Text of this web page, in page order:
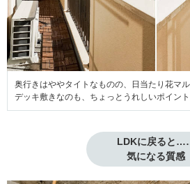
奥行きはややタイトなものの、日当たり花マ
デッキ敷きなのも、ちょっとうれしいポイント
LDKに戻ると
気になる質感